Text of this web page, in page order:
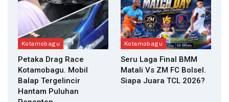
Kotamobagu
Petaka Drag Race
Kotamobagu. Mobil
Balap Tergelincir
Hantam Puluhan
Kotamobagu
Seru Laga Final BMM
Matali Vs ZM FC Bolsel.
Siapa Juara TCL 2026?